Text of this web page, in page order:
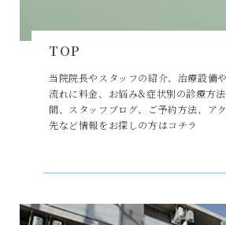
TOP
当院院長やスタッフの紹介、治療設備
流れに料金、お悩み&症状別の診療方
間、スタッフブログ、ご予約方法、ア
先など情報をお探しの方はコチラ